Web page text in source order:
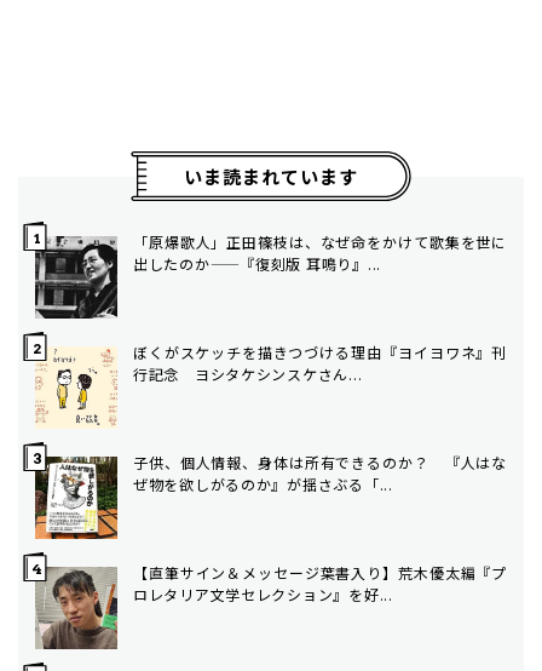
いま読まれています
「原爆歌人」正田篠枝は、なぜ命をかけて歌集を世に
出したのか——『復刻版 耳鳴り』...
ぼくがスケッチを描きつづける理由――『ヨイヨワネ』刊
行記念 ヨシタケシンスケさん...
子供、個人情報、身体は所有できるのか？ 『人はな
ぜ物を欲しがるのか』が揺さぶる「...
【直筆サイン＆メッセージ葉書入り】荒木優太編『プ
ロレタリア文学セレクション』を好...